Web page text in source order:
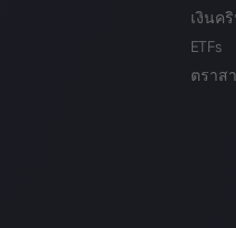
เงินค
ETFs
ตราส